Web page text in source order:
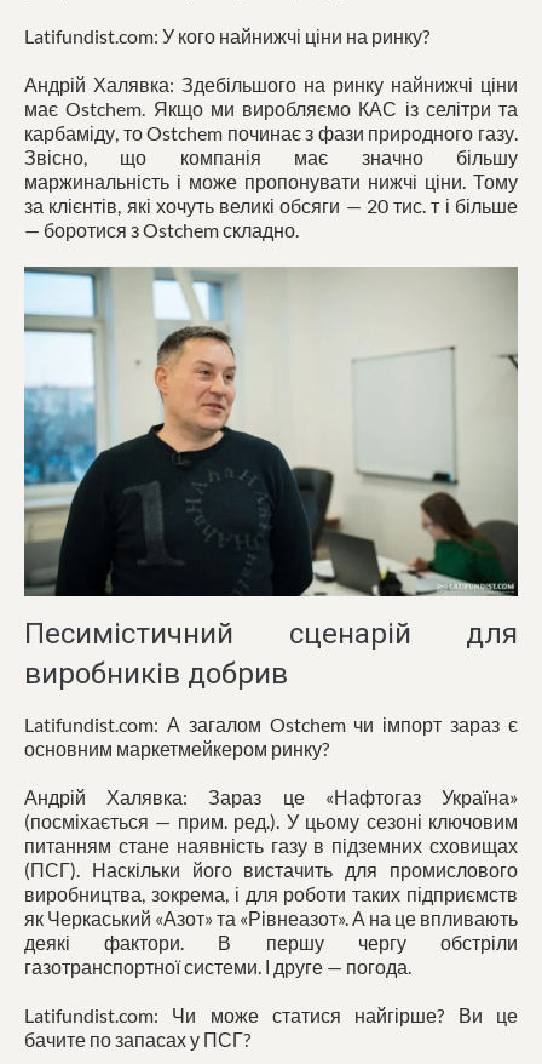
Latifundist.com: У кого найнижчі ціни на ринку?
Андрій Халявка: Здебільшого на ринку найнижчі ціни
має Ostchem. Якщо ми виробляємо КАС із селітри та
карбаміду, то Ostchem починає з фази природного газу.
Звісно, що компанія має значно більшу
маржинальність і може пропонувати нижчі ціни. Тому
за клієнтів, які хочуть великі обсяги — 20 тис. т і більше
— боротися з Ostchem складно.
Песимістичний сценарій для
виробників добрив
Latifundist.com: А загалом Ostchem чи імпорт зараз є
основним маркетмейкером ринку?
Андрій Халявка: Зараз це «Нафтогаз Україна»
(посміхається — прим. ред.). У цьому сезоні ключовим
питанням стане наявність газу в підземних сховищах
(ПСГ). Наскільки його вистачить для промислового
виробництва, зокрема, і для роботи таких підприємств
як Черкаський «Азот» та «Рівнеазот». А на це впливають
деякі фактори. В першу чергу обстріли
газотранспортної системи. І друге — погода.
Latifundist.com: Чи може статися найгірше? Ви це
бачите по запасах у ПСГ?